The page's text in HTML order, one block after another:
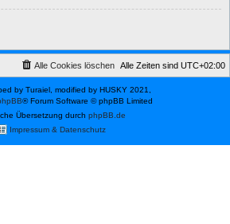
Alle Zeiten sind UTC+02:00
Alle Cookies löschen
by Turaiel, modified by HUSKY 2021,
® Forum Software © phpBB Limited
Übersetzung durch phpBB.de
Impressum & Datenschutz